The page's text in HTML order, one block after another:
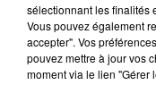
sentiers battus, pour
montagne au Portugal.
sélectionnant les finalités
Vous pouvez également
accepter". Vos
pouvez mettre à jour vos
moment via le lien "Gérer